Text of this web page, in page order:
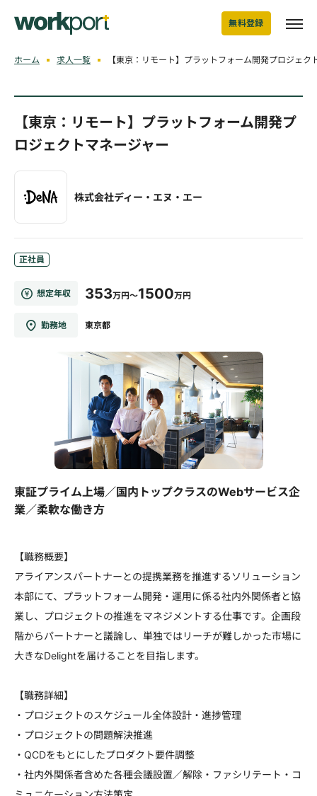
無料登録
ホーム 求人一覧 【東京：リモート】プラットフォーム開発プロジェ
【東京：リモート】プラットフォーム開発プ
ロジェクトマネージャー
株式会社ディー・エヌ・エー
正社員
想定年収 353万円～1500万円
勤務地 東京都
東証プライム上場／国内トップクラスのWebサービス企
業／柔軟な働き方
【職務概要】
アライアンスパートナーとの提携業務を推進するソリューション
本部にて、プラットフォーム開発・運用に係る社内外関係者と協
業し、プロジェクトの推進をマネジメントする仕事です。企画段
階からパートナーと議論し、単独ではリーチが難しかった市場に
大きなDelightを届けることを目指します。
【職務詳細】
・プロジェクトのスケジュール全体設計・進捗管理
・プロジェクトの問題解決推進
・QCDをもとにしたプロダクト要件調整
・社内外関係者含めた各種会議設置／解除・ファシリテート・コ